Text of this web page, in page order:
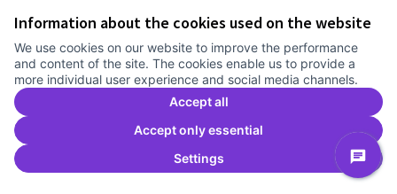
Information about the cookies used on the website
We use cookies on our website to improve the performance
and content of the site. The cookies enable us to provide a
more individual user experience and social media channels.
Accept all
Accept only essential
Settings
Results per page: 25
See all withdrawn proposals